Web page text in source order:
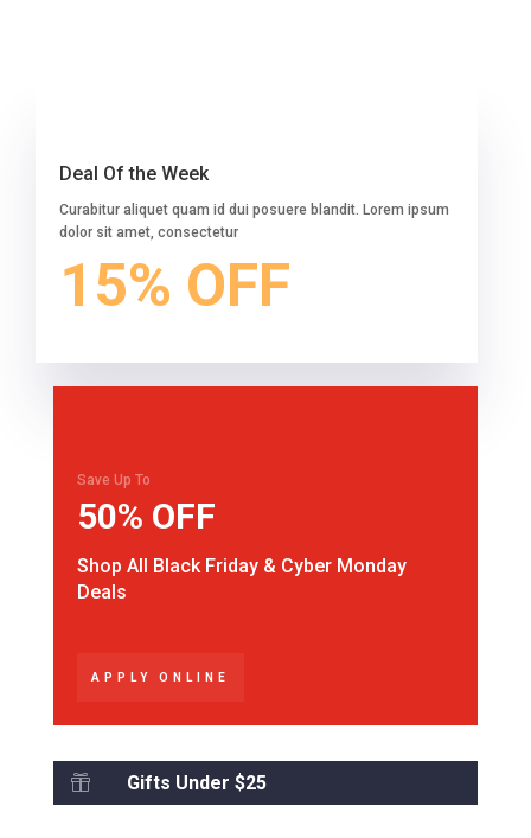
Deal Of the Week
Curabitur aliquet quam id dui posuere blandit. Lorem ipsum
dolor sit amet, consectetur
15% OFF
Save Up To
50% OFF
Shop All Black Friday & Cyber Monday
Deals
APPLY ONLINE
 Gifts Under $25